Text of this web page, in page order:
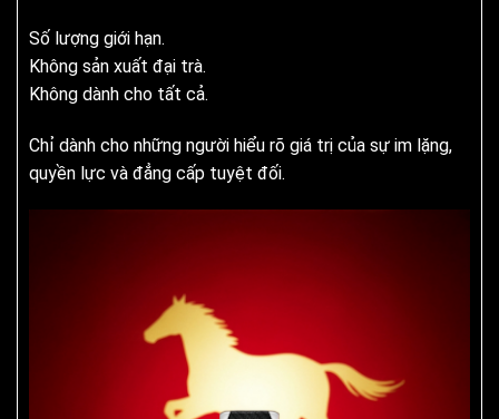
Số lượng giới hạn.
Không sản xuất đại trà.
Không dành cho tất cả.
Chỉ dành cho những người hiểu rõ giá trị của sự im lặng,
quyền lực và đẳng cấp tuyệt đối.